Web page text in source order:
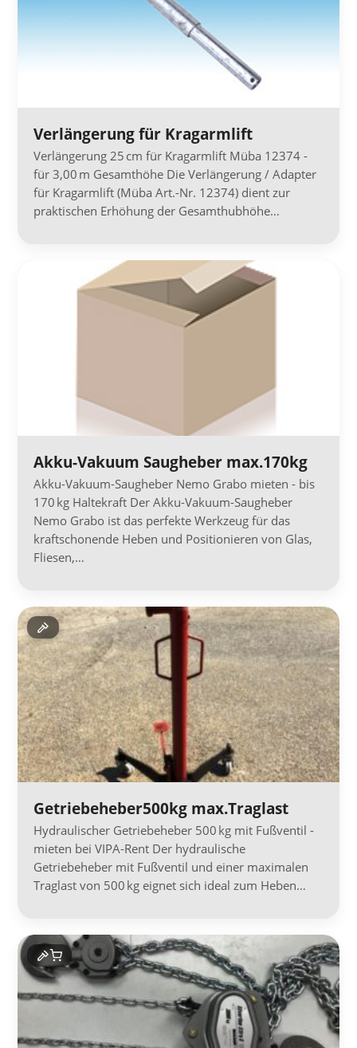
Verlängerung für Kragarmlift
Verlängerung 25 cm für Kragarmlift Müba 12374 -
für 3,00 m Gesamthöhe Die Verlängerung / Adapter
für Kragarmlift (Müba Art.-Nr. 12374) dient zur
praktischen Erhöhung der Gesamthubhöhe…
Akku-Vakuum Saugheber max.170kg
Akku-Vakuum-Saugheber Nemo Grabo mieten - bis
170 kg Haltekraft Der Akku-Vakuum-Saugheber
Nemo Grabo ist das perfekte Werkzeug für das
kraftschonende Heben und Positionieren von Glas,
Fliesen,…
Getriebeheber500kg max.Traglast
Hydraulischer Getriebeheber 500 kg mit Fußventil -
mieten bei VIPA-Rent Der hydraulische
Getriebeheber mit Fußventil und einer maximalen
Traglast von 500 kg eignet sich ideal zum Heben…